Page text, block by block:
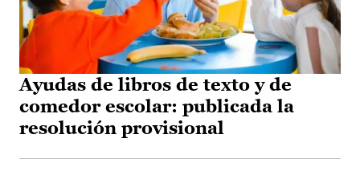
Ayudas de libros de texto y de
comedor escolar: publicada la
resolución provisional